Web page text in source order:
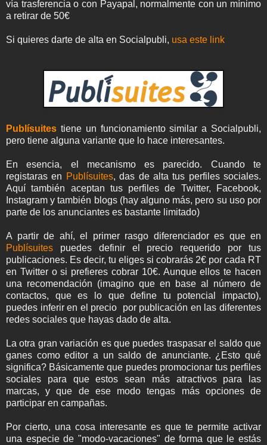
vía trasferencia o con Payapal, normalmente con un mínimo
a retirar de 50€
Si quieres darte de alta en Socialpubli, usa este link
Publísuites tiene un funcionamiento similar a Socialpubli,
pero tiene alguna variante que lo hace interesantes.
En esencia, el mecanismo es parecido. Cuando te
registaras en Publísuites, das de alta tus perfiles sociales.
Aquí también aceptan tus perfiles de Twitter, Facebook,
Instagram y también blogs (hay alguno más, pero su uso por
parte de los anunciantes es bastante limitado)
A partir de ahí, el primer rasgo diferenciador es que en
Publísuites puedes definir el precio requerido por tus
publicaciones. Es decir, tu eliges si cobrarás 2€ por cada RT
en Twitter o si prefieres cobrar 10€. Aunque ellos te hacen
una recomendación (imagino que en base al número de
contactos, que es lo que define tu potencial impacto),
puedes inferir en el precio por publicación en las diferentes
redes sociales que hayas dado de alta.
La otra gran variación es que puedes traspasar el saldo que
ganes como editor a un saldo de anunciante. ¿Esto qué
significa? Básicamente que puedes promocionar tus perfiles
sociales para que estos sean más atractivos para las
marcas, y que de ese modo tengas más opciones de
participar en campañas.
Por cierto, una cosa interesante es que te permite activar
una especie de "modo-vacaciones" de forma que le estás